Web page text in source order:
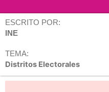
ESCRITO POR:
INE
TEMA:
Distritos Electorales